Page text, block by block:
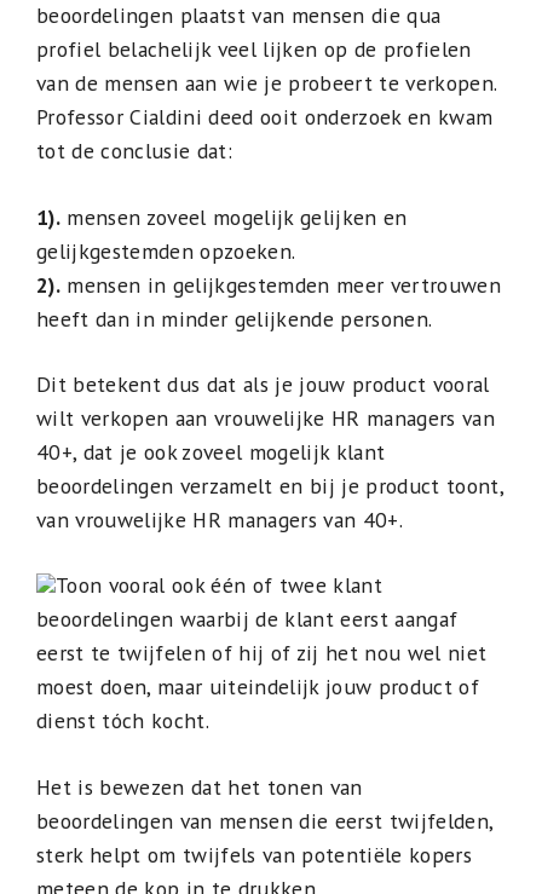
beoordelingen plaatst van mensen die qua
profiel belachelijk veel lijken op de profielen
van de mensen aan wie je probeert te verkopen.
Professor Cialdini deed ooit onderzoek en kwam
tot de conclusie dat:
1). mensen zoveel mogelijk gelijken en
gelijkgestemden opzoeken.
2). mensen in gelijkgestemden meer vertrouwen
heeft dan in minder gelijkende personen.
Dit betekent dus dat als je jouw product vooral
wilt verkopen aan vrouwelijke HR managers van
40+, dat je ook zoveel mogelijk klant
beoordelingen verzamelt en bij je product toont,
van vrouwelijke HR managers van 40+.
Toon vooral ook één of twee klant
beoordelingen waarbij de klant eerst aangaf
eerst te twijfelen of hij of zij het nou wel niet
moest doen, maar uiteindelijk jouw product of
dienst tóch kocht.
Het is bewezen dat het tonen van
beoordelingen van mensen die eerst twijfelden,
sterk helpt om twijfels van potentiële kopers
meteen de kop in te drukken.